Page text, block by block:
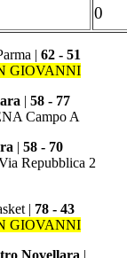
0
| 62 - 51
GIOVANNI
| 58 - 77
Campo A
| 58 - 70
Repubblica 2
| 78 - 43
GIOVANNI
Novellara |